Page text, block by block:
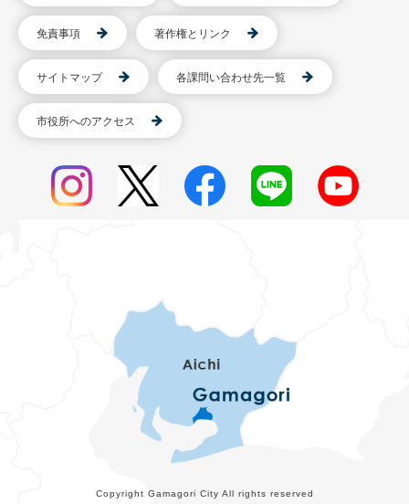
免責事項 著作権とリンク
サイトマップ 各課問い合わせ先一覧
市役所へのアクセス
Copyright Gamagori City All rights reserved